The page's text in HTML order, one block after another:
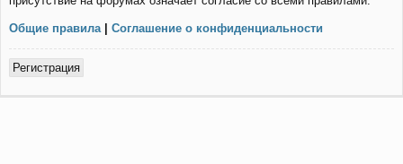
Общие правила| Соглашение о конфиденциальности
Регистрация